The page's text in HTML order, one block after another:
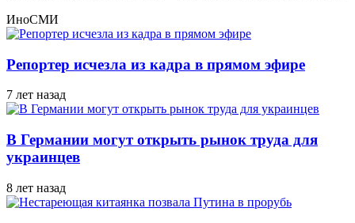
ИноСМИ
Репортер исчезла из кадра в прямом эфире
7 лет назад
В Германии могут открыть рынок труда для
украинцев
8 лет назад